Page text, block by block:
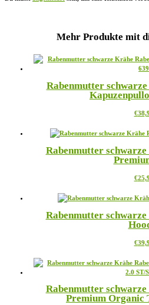
Mehr Produkte mit
Rabenmutter
€
Rabenmutter
€
Rabenmutter
€
Rabenmutter
Premium Organic